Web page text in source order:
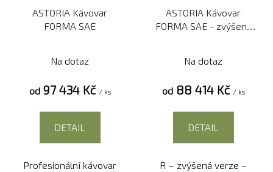
ASTORIA Kávovar
FORMA SAE
Na dotaz
od97 434 Kč / ks
DETAIL
Profesionální kávovar
ASTORIA Kávovar
FORMA SAE - zvýšená
Na dotaz
od88 414 Kč / ks
DETAIL
R – zvýšená verze –